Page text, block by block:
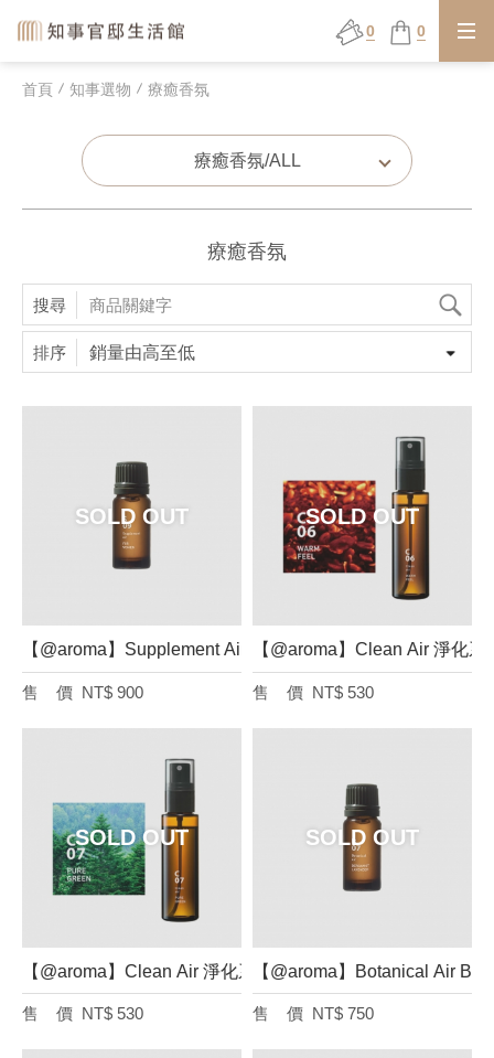
0 0
首頁 知事選物 療癒香氛
療癒香氛/ALL
療癒香氛
搜尋
排序
【@aroma】Supplement Air 輔助系列 純天然精油（淑女、
NT$ 900
【@aroma】Clean Air 淨化
NT$ 530
【@aroma】Clean Air 淨化系列 空氣香氛噴霧（純綠、50
NT$ 530
【@aroma】Botanical Air
NT$ 750